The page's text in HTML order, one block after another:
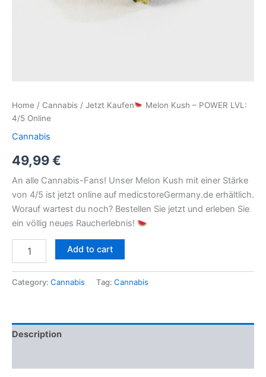
Home / Cannabis / Jetzt Kaufen
Melon Kush – POWER LVL:
4/5 Online
Cannabis
49,99€
An alle Cannabis-Fans! Unser Melon Kush mit einer Stärke
von 4/5 ist jetzt online auf medicstoreGermany.de erhältlich.
Worauf wartest du noch? Bestellen Sie jetzt und erleben Sie
ein völlig neues Raucherlebnis!
Add to cart
Category: Cannabis Tag: Cannabis
Description